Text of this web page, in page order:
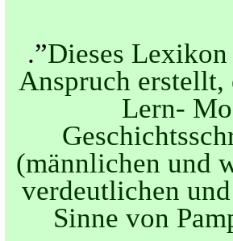
.”Dieses
Anspruch erstellt,
Lern-
(männlichen und
verdeutlichen
Sinne von